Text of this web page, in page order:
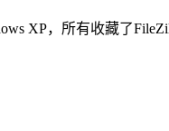
XP，所有收藏了